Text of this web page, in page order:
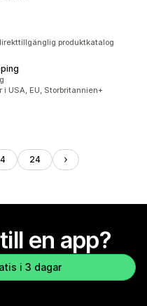
produktkatalog
i USA, EU, Storbritannien+
4 24
en app?
i 3 dagar